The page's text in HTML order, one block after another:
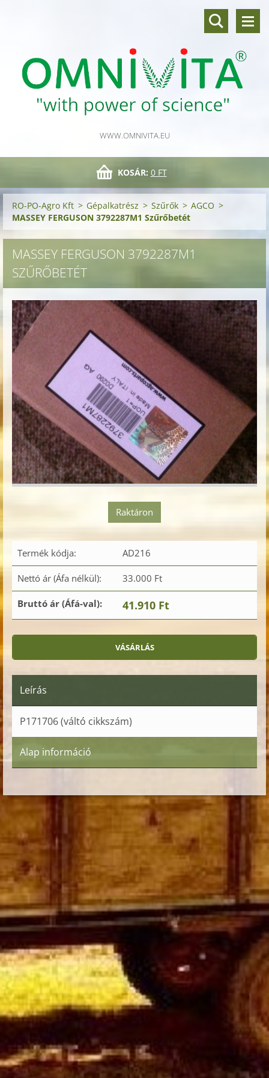
WWW.OMNIVITA.EU
KOSÁR: 0 FT
RO-PO-Agro Kft > Gépalkatrész > Szűrők > AGCO >
MASSEY FERGUSON 3792287M1 Szűrőbetét
MASSEY FERGUSON 3792287M1
SZŰRŐBETÉT
Raktáron
Termék kódja: AD216
Nettó ár (Áfa nélkül): 33.000 Ft
Bruttó ár (Áfá-val): 41.910 Ft
Leírás
P171706 (váltó cikkszám)
Alap információ